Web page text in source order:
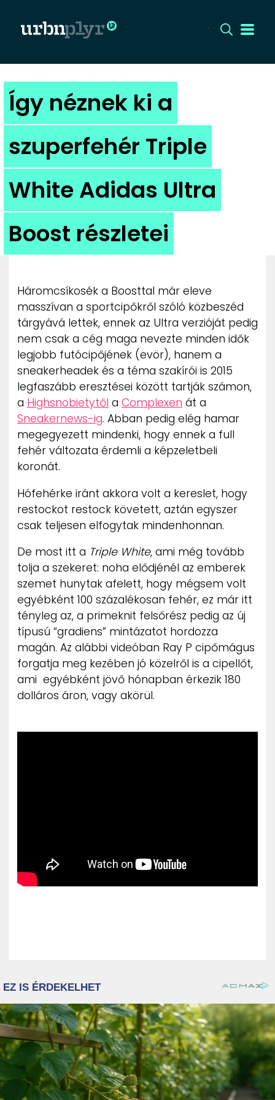
CÍMLAP
DIZÁJN
DIVAT
HIP
KULT
UTCA
ZENE
MÉDIAAJÁNLAT
IMPRESSZUM
PR-ARCHÍVUM
ADATKEZELÉSI TÁJÉKOZTATÓ
Így néznek ki a
szuperfehér Triple
White Adidas Ultra
Boost részletei
Háromcsíkosék a Boosttal már eleve
masszívan a sportcipőkről szóló közbeszéd
tárgyává lettek, ennek az Ultra verzióját pedig
nem csak a cég maga nevezte minden idők
legjobb futócipőjének (evör), hanem a
sneakerheadek és a téma szakírói is 2015
legfaszább eresztései között tartják számon,
a Highsnobietytől a Complexen át a
Sneakernews-ig. Abban pedig elég hamar
megegyezett mindenki, hogy ennek a full
fehér változata érdemli a képzeletbeli
koronát.
Hófehérke iránt akkora volt a kereslet, hogy
restockot restock követett, aztán egyszer
csak teljesen elfogytak mindenhonnan.
De most itt a Triple White, ami még tovább
tolja a szekeret: noha elődjénél az emberek
szemet hunytak afelett, hogy mégsem volt
egyébként 100 százalékosan fehér, ez már itt
tényleg az, a primeknit felsőrész pedig az új
típusú “gradiens” mintázatot hordozza
magán. Az alábbi videóban Ray P cipőmágus
forgatja meg kezében jó közelről is a cipellőt,
ami egyébként jövő hónapban érkezik 180
dolláros áron, vagy akörül.